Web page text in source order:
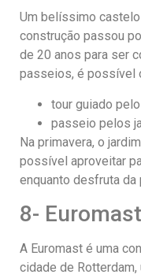
Um belíssimo
construção passou
de 20 anos para ser
passeios, é possível
tour guiado
passeio pelos
Na primavera, o
possível aproveitar
enquanto desfruta da
8-
A Euromast é uma
cidade de